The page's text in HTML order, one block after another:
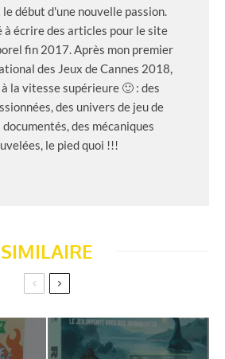
début d'une nouvelle passion.
à écrire des articles pour le site
fin 2017. Après mon premier
des Jeux de Cannes 2018,
la vitesse supérieure 🙂 : des
des univers de jeu de
documentés, des mécaniques
le pied quoi !!!
SIMILAIRE